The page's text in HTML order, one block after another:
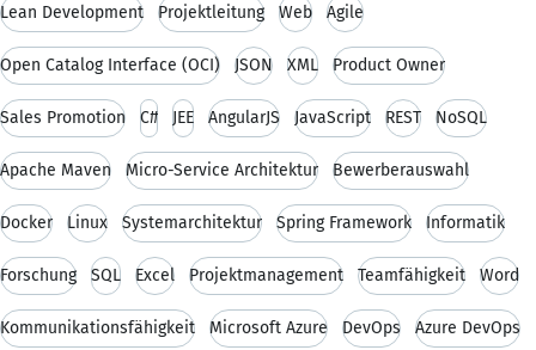
Lean Development Projektleitung Web Agile
Open Catalog Interface (OCI) JSON XML Product Owner
Sales Promotion C# JEE AngularJS JavaScript REST NoSQL
Apache Maven Micro-Service Architektur Bewerberauswahl
Docker Linux Systemarchitektur Spring Framework Informatik
Forschung SQL Excel Projektmanagement Teamfähigkeit Word
Kommunikationsfähigkeit Microsoft Azure DevOps Azure DevOps